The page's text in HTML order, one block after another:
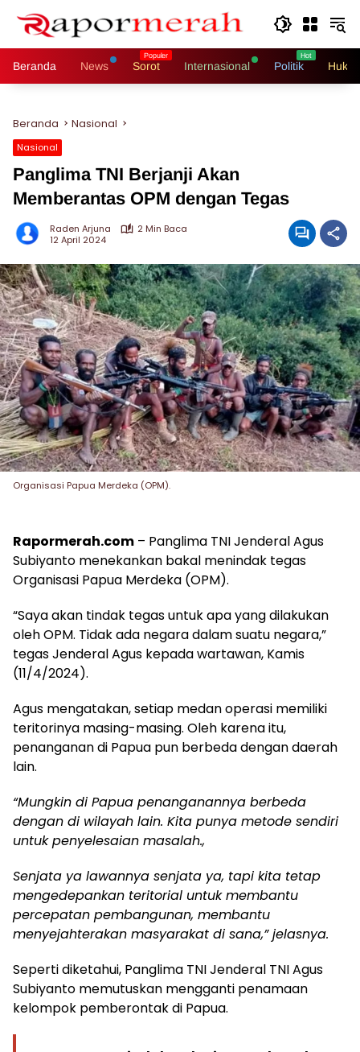
Beranda News Sorot Internasional Politik
Beranda Nasional
Nasional
Panglima TNI Berjanji Akan
Memberantas OPM dengan Tegas
Raden Arjuna
2 Min Baca
12 April 2024
Organisasi Papua Merdeka (OPM).
Rapormerah.com – Panglima TNI Jenderal Agus
Subiyanto menekankan bakal menindak tegas
Organisasi Papua Merdeka (OPM).
“Saya akan tindak tegas untuk apa yang dilakukan
oleh OPM. Tidak ada negara dalam suatu negara,”
tegas Jenderal Agus kepada wartawan, Kamis
(11/4/2024).
Agus mengatakan, setiap medan operasi memiliki
teritorinya masing-masing. Oleh karena itu,
penanganan di Papua pun berbeda dengan daerah
lain.
“Mungkin di Papua penanganannya berbeda
dengan di wilayah lain. Kita punya metode sendiri
untuk penyelesaian masalah.,
Senjata ya lawannya senjata ya, tapi kita tetap
mengedepankan teritorial untuk membantu
percepatan pembangunan, membantu
menyejahterakan masyarakat di sana,” jelasnya.
Seperti diketahui, Panglima TNI Jenderal TNI Agus
Subiyanto memutuskan mengganti penamaan
kelompok pemberontak di Papua.